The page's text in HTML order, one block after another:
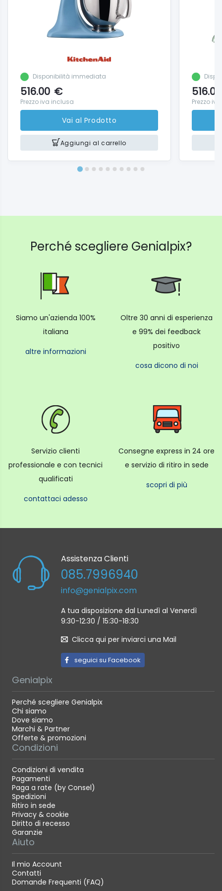
Capacità - Farina per dolci max.:680g
Disponibilità immediata
516.00 €
Prezzo iva inclusa
Vai al Prodotto
Aggiungi al carrello
516.00
Prezzo
Perché scegliere Genialpix?
Siamo un'azienda 100%
italiana
altre informazioni
Oltre 30 anni di esperienza
e 99% dei feedback
positivo
cosa dicono di noi
Servizio clienti
professionale e con tecnici
qualificati
contattaci adesso
Consegne express in 24 ore
e servizio di ritiro in sede
scopri di più
Assistenza Clienti
085.7996940
info@genialpix.com
A tua disposizione dal Lunedì al Venerdì
9:30-12:30 / 15:30-18:30
Clicca qui per inviarci una Mail
seguici su Facebook
Genialpix
Perché scegliere Genialpix
Chi siamo
Dove siamo
Marchi & Partner
Offerte & promozioni
Condizioni
Condizioni di vendita
Pagamenti
Paga a rate (by Consel)
Spedizioni
Ritiro in sede
Privacy & cookie
Diritto di recesso
Garanzie
Aiuto
Il mio Account
Contatti
Domande Frequenti (FAQ)